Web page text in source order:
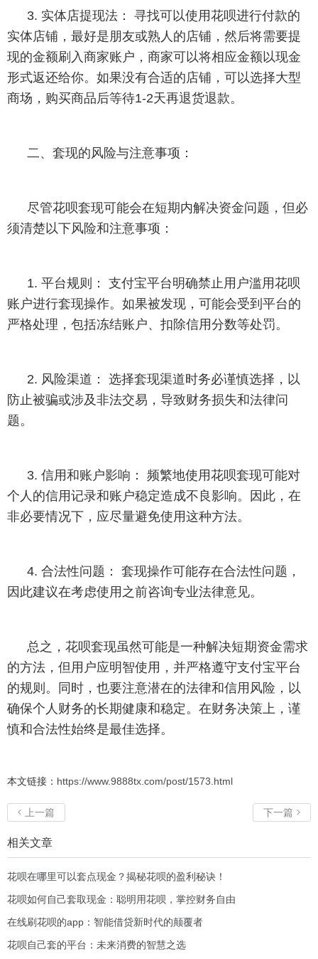
3. 实体店提现法： 寻找可以使用花呗进行付款的
实体店铺，最好是朋友或熟人的店铺，然后将需要提
现的金额刷入商家账户，商家可以将相应金额以现金
形式返还给你。如果没有合适的店铺，可以选择大型
商场，购买商品后等待1-2天再退货退款。
二、套现的风险与注意事项：
尽管花呗套现可能会在短期内解决资金问题，但必
须清楚以下风险和注意事项：
1. 平台规则： 支付宝平台明确禁止用户滥用花呗
账户进行套现操作。如果被发现，可能会受到平台的
严格处理，包括冻结账户、扣除信用分数等处罚。
2. 风险渠道： 选择套现渠道时务必谨慎选择，以
防止被骗或涉及非法交易，导致财务损失和法律问
题。
3. 信用和账户影响： 频繁地使用花呗套现可能对
个人的信用记录和账户稳定造成不良影响。因此，在
非必要情况下，应尽量避免使用这种方法。
4. 合法性问题： 套现操作可能存在合法性问题，
因此建议在考虑使用之前咨询专业法律意见。
总之，花呗套现虽然可能是一种解决短期资金需求
的方法，但用户应明智使用，并严格遵守支付宝平台
的规则。同时，也要注意潜在的法律和信用风险，以
确保个人财务的长期健康和稳定。在财务决策上，谨
慎和合法性始终是最佳选择。
本文链接： https://www.9888tx.com/post/1573.html
 上一篇 下一篇 
相关文章
花呗在哪里可以套点现金？揭秘花呗的盈利秘诀！
花呗如何自己套取现金：聪明用花呗，掌控财务自由
在线刷花呗的app：智能借贷新时代的颠覆者
花呗自己套的平台：未来消费的智慧之选